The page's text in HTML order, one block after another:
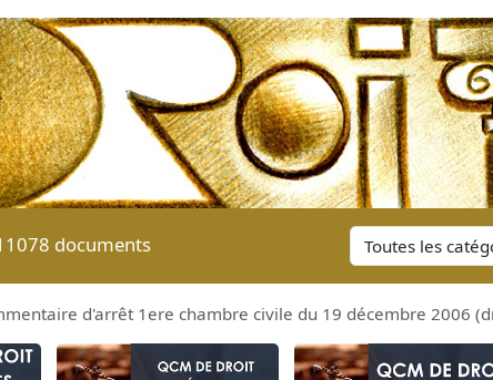
documents
d'arrêt 1ere chambre civile du 19 décembre 2006